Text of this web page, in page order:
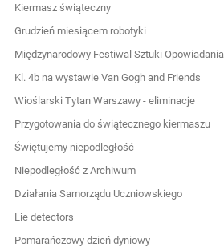
Kiermasz świąteczny
Grudzień miesiącem robotyki
Międzynarodowy Festiwal Sztuki Opowiadania
Kl. 4b na wystawie Van Gogh and Friends
Wioślarski Tytan Warszawy - eliminacje
Przygotowania do świątecznego kiermaszu
Świętujemy niepodległość
Niepodległość z Archiwum
Działania Samorządu Uczniowskiego
Lie detectors
Pomarańczowy dzień dyniowy